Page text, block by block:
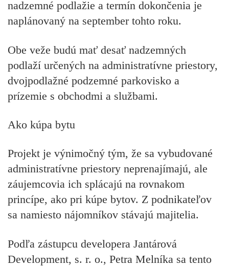
nadzemné podlažie a termín dokončenia je
naplánovaný na september tohto roku.
Obe veže budú mať desať nadzemných
podlaží určených na administratívne priestory,
dvojpodlažné podzemné parkovisko a
prízemie s obchodmi a službami.
Ako kúpa bytu
Projekt je výnimočný tým, že sa vybudované
administratívne priestory neprenajímajú, ale
záujemcovia ich splácajú na rovnakom
princípe, ako pri kúpe bytov. Z podnikateľov
sa namiesto nájomníkov stávajú majitelia.
Podľa zástupcu developera Jantárová
Development, s. r. o., Petra Melníka sa tento